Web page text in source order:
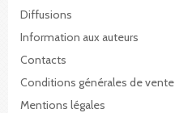
Diffusions
Information aux auteurs
Contacts
Conditions générales de vente
Mentions légales